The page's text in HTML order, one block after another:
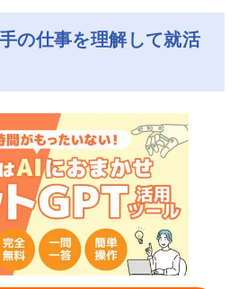
の仕事を理解して就活